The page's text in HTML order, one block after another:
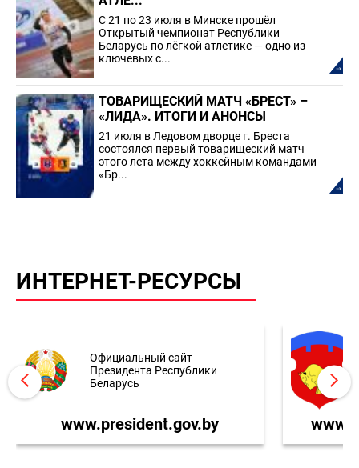
С 21 по 23 июля в Минске прошёл
Открытый чемпионат Республики
Беларусь по лёгкой атлетике — одно из
ключевых с...
ТОВАРИЩЕСКИЙ МАТЧ «БРЕСТ» –
«ЛИДА». ИТОГИ И АНОНСЫ
21 июля в Ледовом дворце г. Бреста
состоялся первый товарищеский матч
этого лета между хоккейным командами
«Бр...
ИНТЕРНЕТ-РЕСУРСЫ
Официальный сайт
Президента Республики
Беларусь
www.president.gov.by